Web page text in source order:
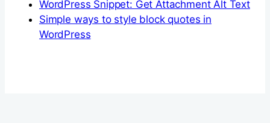
WordPress Snippet: Get Attachment Alt Text
Simple ways to style block quotes in
WordPress